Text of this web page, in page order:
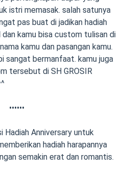
istri memasak. salah satunya
pas buat di jadikan hadiah
kamu bisa custom tulisan di
kamu dan pasangan kamu.
sangat bermanfaat. kamu juga
tersebut di SH GROSIR
••••••
Hadiah Anniversary untuk
hadiah harapannya
semakin erat dan romantis.